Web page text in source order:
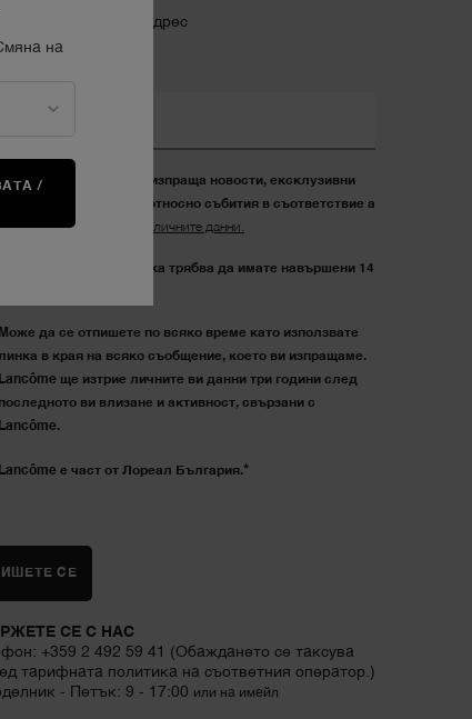
с електронен адрес
Lancôme да ми изпраща новости, ексклузивни
оферти и информация относно събития в съответствие а
за защита на личните данни.
За да направите поръчка трябва да имате навършени 14
Може да се отпишете по всяко време като използвате
в края на всяко съобщение, което ви изпращаме.
Lancôme ще изтрие личните ви данни три години след
последното ви влизане и активност, свързани с
Lancôme.
Lancôme е част от Лореал България.*
СЕ
СЕ С НАС
+359 2 492 59 41 (Обаждането се таксува
тарифната политика на съответния оператор.)
- Петък: 9 - 17:00 или на имейл
на
/